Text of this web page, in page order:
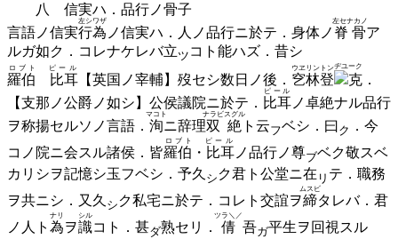
八 信実ハ．品行ノ骨子
言語ノ信実行為
左シワザ
ノ信実ハ．人ノ品行ニ於テ．身体ノ 脊骨
左セナカノ
ア
ルガ如ク．コレナケレバ立ツ コト能ハズ．昔シ
羅伯 比耳
ロブト ピール
【英国ノ宰輔】歿セシ数日ノ後． 穵林登
ウヱリントン
克
ヂユーク
．
【支那ノ公爵ノ如シ】公侯議院ニ於テ． 比耳
ピール
ノ卓絶ナル品行
ヲ称揚セルソノ言語． 洵
マコト
ニ辞理双絶
ナラビスグル
ト 云フベシ． 曰ク ． 今
コノ院ニ会スル諸侯．皆羅伯・比耳
ロブト ピール
ノ品行ノ尊ブベク敬スベ
カリシヲ記憶シ玉フベシ．予久 シ ク君ト公堂ニ在 リ テ．職務
ヲ共ニシ．又 久 シ ク私宅ニ於テ．コレト交誼ヲ締
ムスビ
タレバ．君
ノ人ト 為
ナリ
ヲ識
シル
コト． 甚ダ熟セリ． 倩
ツラ＼／
吾ガ平生ヲ回視スル